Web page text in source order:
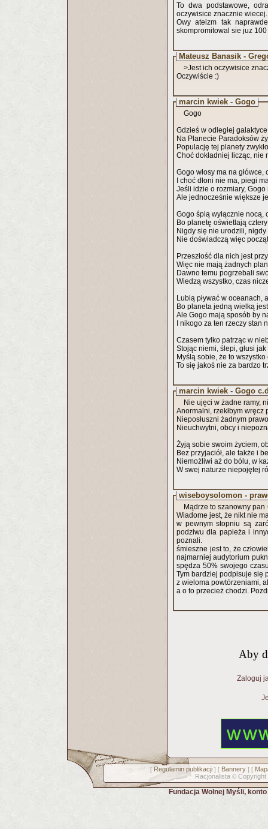
To dwa podstawowe,
oczywisice znacznie wiecej.
Owy ateizm tak
skompromitowal sie juz
Mateusz Banasik -
>Jest ich oczywisice
Oczywiście :)
marcin kwiek - Gogo
Gogo
Gdzieś w odległej
Na Planecie Paradoksów
Populację tej planety
Choć dokładniej licząc, nie
Gogo włosy ma na
I choć dłoni nie ma, piegi
Jeśli idzie o rozmiary,
Ale jednocześnie większe
Gogo śpią wyłącznie
Bo planetę oświetlają cztery
Nigdy się nie urodzili,
Nie doświadczą więc
Przeszłość dla nich jest
Więc nie mają żadnych
Dawno temu pogrzebali
Wiedzą wszystko, czas
Lubią pływać w oceanach,
Bo planeta jedną wielką
Ale Gogo mają sposób by
I nikogo za ten rzeczy stan
Czasem tylko patrząc w
Stojąc niemi, ślepi, głusi jak
Myślą sobie, że to
To się jakoś nie za bardzo
marcin kwiek - Gogo
Nie ujęci w żadne ramy,
Anormalni, rzekłbym wręcz
Nieposłuszni żadnym
Nieuchwytni, obcy i
Żyją sobie swoim życiem,
Bez przyjaciół, ale także i
Niemożliwi aż do bólu, w
W swej naturze niepojętej
wiseboysolomon -
Mądrze to szanowny
Wiadome jest, że nikt nie
w pewnym stopniu są
podziwu dla papieża i
poznali.
śmieszne jest to, że
najmarniej audytorium
spędza 50% swojego czasu na modlitwie zostaje głową
Tym bardziej podpisuje się
z wieloma powtórzeniami,
a o to przecież chodzi.
Aby
Zaloguj
[ Regulamin publikacji] [ Bannery] [
Racjonalista © Copyright
Fundacja Wolnej Myśli,